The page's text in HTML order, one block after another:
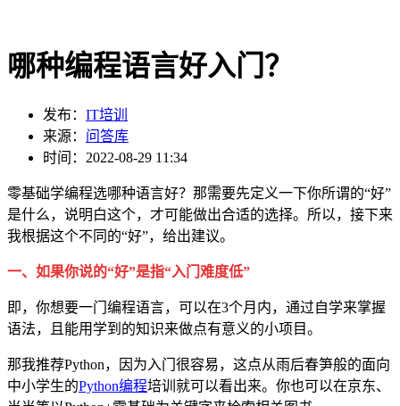
哪种编程语言好入门？
发布： IT培训
来源： 问答库
时间：2022-08-29 11:34
零基础学编程选哪种语言好？那需要先定义一下你所谓的“好”
是什么，说明白这个，才可能做出合适的选择。所以，接下来
我根据这个不同的“好”，给出建议。
一、如果你说的“好”是指“入门难度低”
即，你想要一门编程语言，可以在3个月内，通过自学来掌握
语法，且能用学到的知识来做点有意义的小项目。
那我推荐Python，因为入门很容易，这点从雨后春笋般的面向
中小学生的Python编程培训就可以看出来。你也可以在京东、